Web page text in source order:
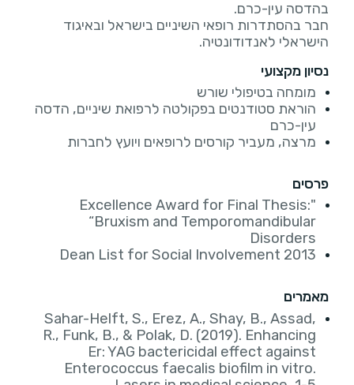
חבר בהסתדרות רופאי השיניים בישראל ובאיגוד
הישראלי לאנדודונטיה.
נסיון מקצועי
מומחה בטיפולי שורש
הוראת סטודנטים בפקולטה לרפואת שיניים, הדסה
עין-כרם
מרצה, מעביר קורסים לרופאים ויועץ לחברות
פרסים
"Excellence Award for Final Thesis:
“Bruxism and Temporomandibular
Disorders
2013 Dean List for Social Involvement
מאמרים
Sahar-Helft, S., Erez, A., Shay, B., Assad,
R., Funk, B., & Polak, D. (2019). Enhancing
Er: YAG bactericidal effect against
Enterococcus faecalis biofilm in vitro.